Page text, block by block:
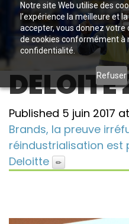
Notre site Web utilise des
l’expérience la meilleure et
accepter, vous donnez votre
de cookies conformément à
confidentialité.
Refuser
DELOITE
Published 5 juin 2017 at
Brands, la preuve
réindustrialisation est
Deloitte